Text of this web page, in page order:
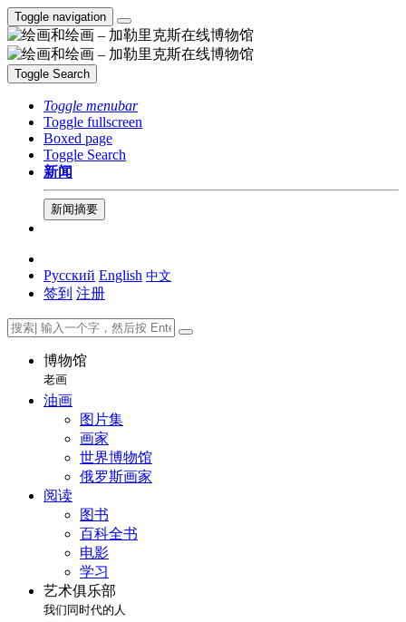
Toggle navigation
Toggle Search
Toggle menubar
Toggle fullscreen
Boxed page
Toggle Search
新闻
新闻摘要
Русский English 中文
签到 注册
博物馆
老画
油画
图片集
画家
世界博物馆
俄罗斯画家
阅读
图书
百科全书
电影
学习
艺术俱乐部
我们同时代的人